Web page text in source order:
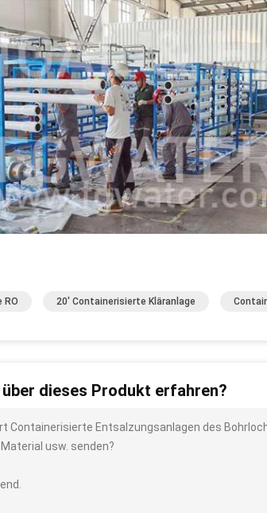
RO 20' Containerisierte Kläranlage
dieses Produkt erfahren?
Containerisierte Entsalzungsanlagen des
usw. senden?